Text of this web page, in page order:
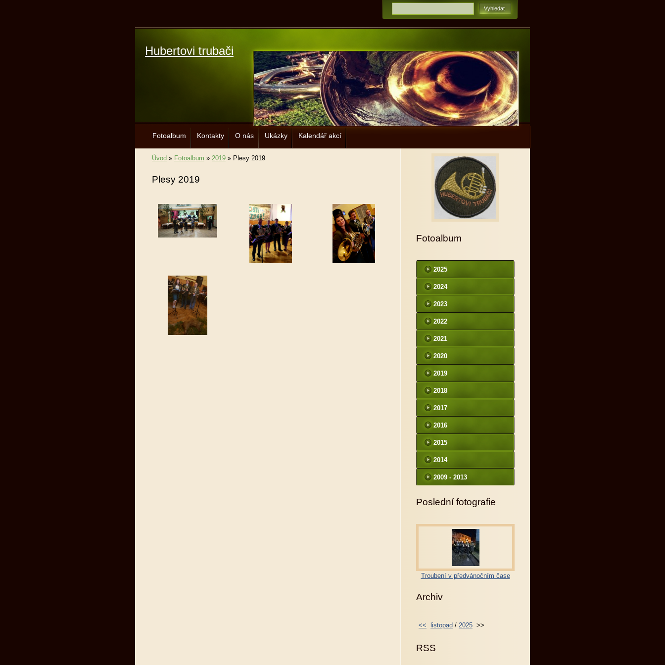
Hubertovi trubači
Fotoalbum Kontakty O nás Ukázky Kalendář akcí
Úvod » Fotoalbum » 2019 » Plesy 2019
Plesy 2019
Fotoalbum
2025
2024
2023
2022
2021
2020
2019
2018
2017
2016
2015
2014
2009 - 2013
Poslední fotografie
Troubení v předvánočním čase
Archiv
<< listopad / 2025 >>
RSS